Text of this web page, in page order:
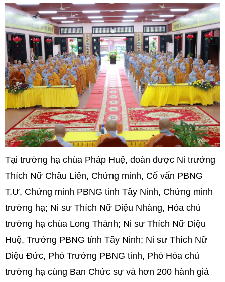
Tại trường hạ chùa Pháp Huệ, đoàn được Ni trưởng
Thích Nữ Châu Liên, Chứng minh, Cố vấn PBNG
T.Ư, Chứng minh PBNG tỉnh Tây Ninh, Chứng minh
trường hạ; Ni sư Thích Nữ Diệu Nhàng, Hóa chủ
trường hạ chùa Long Thành; Ni sư Thích Nữ Diệu
Huệ, Trưởng PBNG tỉnh Tây Ninh; Ni sư Thích Nữ
Diệu Đức, Phó Trưởng PBNG tỉnh, Phó Hóa chủ
trường hạ cùng Ban Chức sự và hơn 200 hành giả